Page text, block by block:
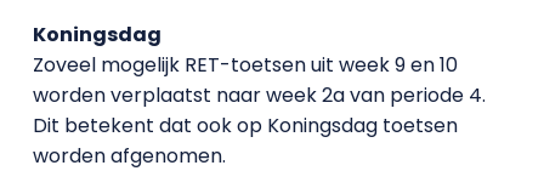
Koningsdag
Zoveel mogelijk RET-toetsen uit week 9 en 10
worden verplaatst naar week 2a van periode 4.
Dit betekent dat ook op Koningsdag toetsen
worden afgenomen.